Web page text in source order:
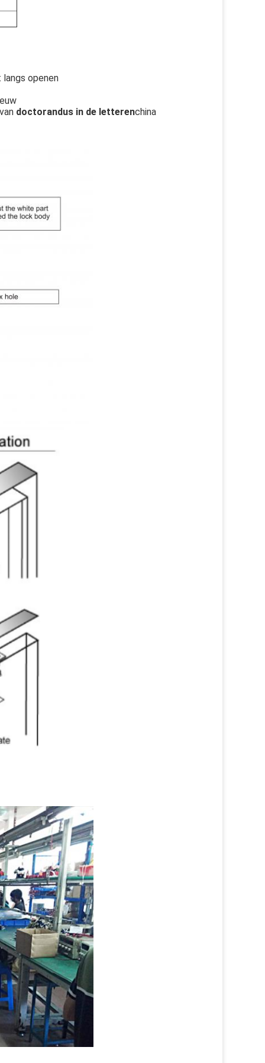
openen
doctorandus in de letterenchina